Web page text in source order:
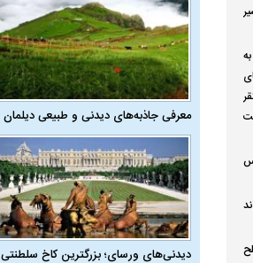
معرفی جاذبه‌های دیدنی و طبیعی دیلمان
دیدنی‌های ورسای؛ بزرگترین کاخ سلطنتی